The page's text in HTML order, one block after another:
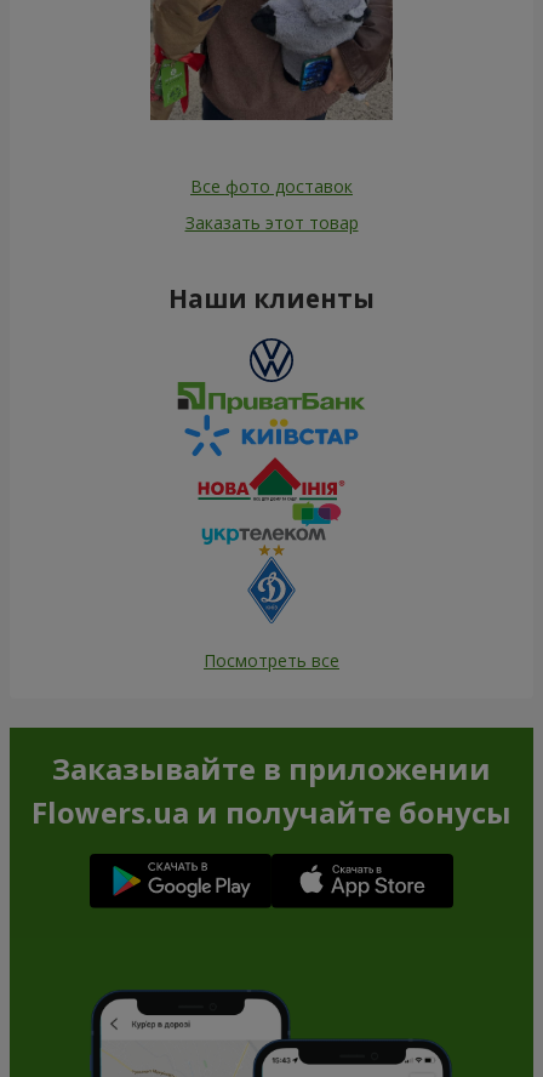
Все фото доставок
Заказать этот товар
Наши клиенты
Посмотреть все
Заказывайте в приложении
Flowers.ua и получайте бонусы